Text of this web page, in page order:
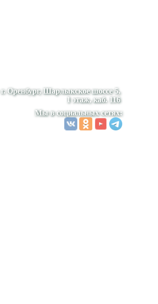
г. Оренбург, Шарлыкское шоссе 5,
1 этаж, каб. 116
Мы в социальных сетях: